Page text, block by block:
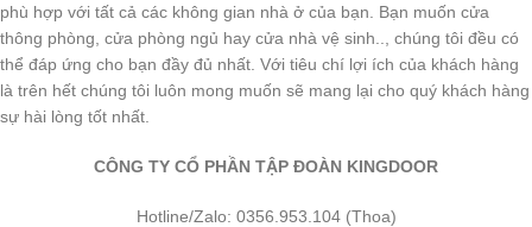
phù hợp với tất cả các không gian nhà ở của bạn. Bạn muốn cửa
thông phòng, cửa phòng ngủ hay cửa nhà vệ sinh.., chúng tôi đều có
thể đáp ứng cho bạn đầy đủ nhất. Với tiêu chí lợi ích của khách hàng
là trên hết chúng tôi luôn mong muốn sẽ mang lại cho quý khách hàng
sự hài lòng tốt nhất.
CÔNG TY CỔ PHẦN TẬP ĐOÀN KINGDOOR
Hotline/Zalo: 0356.953.104 (Thoa)